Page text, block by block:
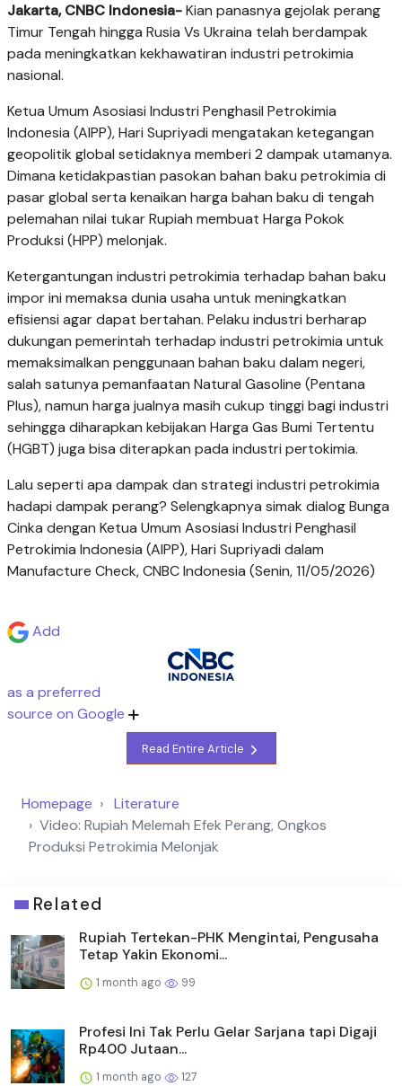
Jakarta, CNBC Indonesia-Kian panasnya gejolak perang
Timur Tengah hingga Rusia Vs Ukraina telah berdampak
pada meningkatkan kekhawatiran industri petrokimia
nasional.
Ketua Umum Asosiasi Industri Penghasil Petrokimia
Indonesia (AIPP), Hari Supriyadi mengatakan ketegangan
geopolitik global setidaknya memberi 2 dampak utamanya.
Dimana ketidakpastian pasokan bahan baku petrokimia di
pasar global serta kenaikan harga bahan baku di tengah
pelemahan nilai tukar Rupiah membuat Harga Pokok
Produksi (HPP) melonjak.
Ketergantungan industri petrokimia terhadap bahan baku
impor ini memaksa dunia usaha untuk meningkatkan
efisiensi agar dapat bertahan. Pelaku industri berharap
dukungan pemerintah terhadap industri petrokimia untuk
memaksimalkan penggunaan bahan baku dalam negeri,
salah satunya pemanfaatan Natural Gasoline (Pentana
Plus), namun harga jualnya masih cukup tinggi bagi industri
sehingga diharapkan kebijakan Harga Gas Bumi Tertentu
(HGBT) juga bisa diterapkan pada industri pertokimia.
Lalu seperti apa dampak dan strategi industri petrokimia
hadapi dampak perang? Selengkapnya simak dialog Bunga
Cinka dengan Ketua Umum Asosiasi Industri Penghasil
Petrokimia Indonesia (AIPP), Hari Supriyadi dalam
Manufacture Check, CNBC Indonesia (Senin, 11/05/2026)
Add
as a preferred
source on Google
Read Entire Article
Homepage
Literature
Video: Rupiah Melemah Efek Perang, Ongkos
Produksi Petrokimia Melonjak
Related
Rupiah Tertekan-PHK Mengintai, Pengusaha
Tetap Yakin Ekonomi...
1 month ago 99
Profesi Ini Tak Perlu Gelar Sarjana tapi Digaji
Rp400 Jutaan...
1 month ago 127